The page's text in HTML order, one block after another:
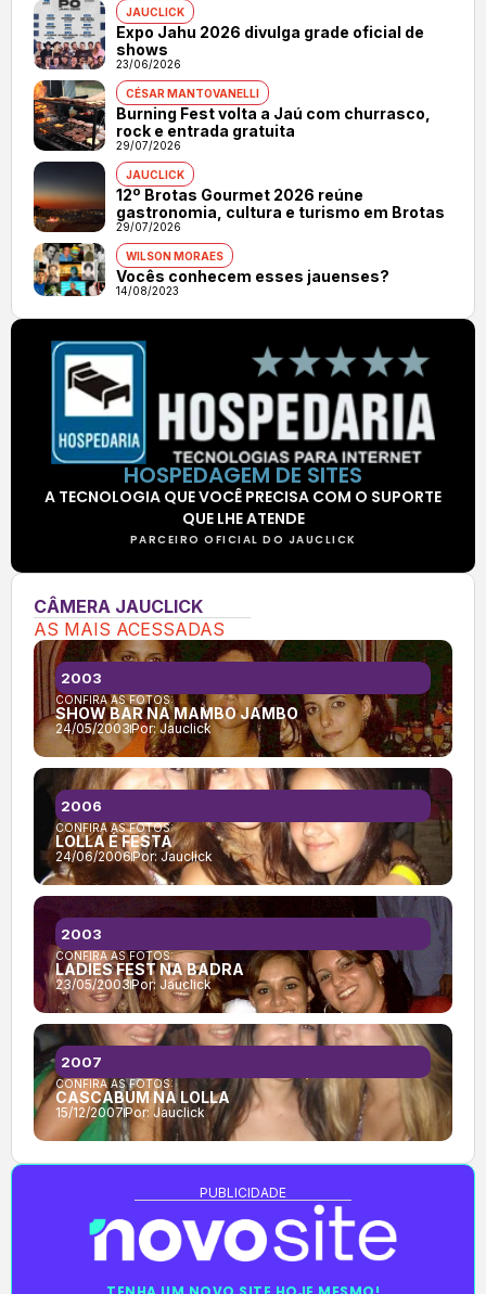
JAUCLICK
Expo Jahu 2026 divulga grade oficial de
shows
23/06/2026
CÉSAR MANTOVANELLI
Burning Fest volta a Jaú com churrasco,
rock e entrada gratuita
29/07/2026
JAUCLICK
12º Brotas Gourmet 2026 reúne
gastronomia, cultura e turismo em Brotas
29/07/2026
WILSON MORAES
Vocês conhecem esses jauenses?
14/08/2023
HOSPEDAGEM DE SITES
A TECNOLOGIA QUE VOCÊ PRECISA COM O SUPORTE
QUE LHE ATENDE
PARCEIRO OFICIAL DO JAUCLICK
CÂMERA JAUCLICK
AS MAIS ACESSADAS
CONFIRA AS FOTOS:
SHOW BAR NA MAMBO JAMBO
24/05/2003Por:Jauclick
2003
CONFIRA AS FOTOS:
LOLLA É FESTA
24/06/2006Por:Jauclick
2006
CONFIRA AS FOTOS:
LADIES FEST NA BADRA
23/05/2003Por: Jauclick
2003
CONFIRA AS FOTOS:
CASCABUM NA LOLLA
15/12/2007Por: Jauclick
2007
PUBLICIDADE